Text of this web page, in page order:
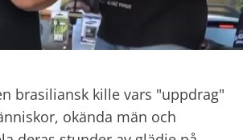
brasiliansk kille vars "uppdrag"
okända män och